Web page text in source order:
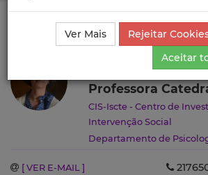
Ciência_Iscte Autores Paula Castro
Paula Castro
Professora
CIS-Iscte - Centro de
Intervenção Social
Departamento de
[ VER E-MAIL ]
Ver Mais
Rejeitar
Aceitar